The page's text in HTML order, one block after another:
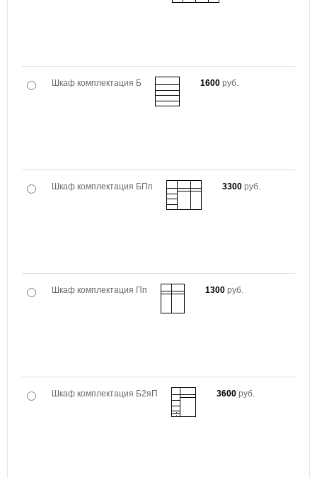
Шкаф комплектация Б 1600 руб.
Шкаф комплектация БПп 3300 руб.
Шкаф комплектация Пп 1300 руб.
Шкаф комплектация Б2яП 3600 руб.